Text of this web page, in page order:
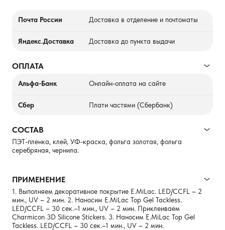
Почта России Доставка в отделение и почтоматы
Яндекс.Доставка Доставка до пункта выдачи
ОПЛАТА
Альфа-Банк Онлайн-оплата на сайте
Сбер Плати частями (Сбербанк)
СОСТАВ
ПЭТ-пленка, клей, УФ-краска, фольга золотая, фольга
серебряная, чернила.
ПРИМЕНЕНИЕ
1. Выполняем декоративное покрытие E.MiLac. LED/CCFL – 2
мин., UV – 2 мин. 2. Наносим E.MiLac Top Gel Tackless.
LED/CCFL – 30 сек.–1 мин., UV – 2 мин. Приклеиваем
Charmicon 3D Silicone Stickers. 3. Наносим E.MiLac Top Gel
Tackless. LED/CCFL – 30 сек.–1 мин., UV – 2 мин.